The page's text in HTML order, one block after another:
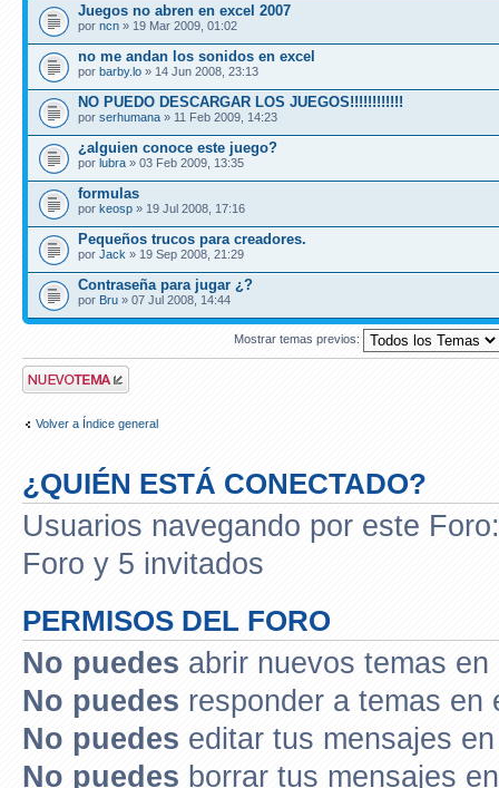
Juegos no abren en excel 2007
por ncn » 19 Mar 2009, 01:02
no me andan los sonidos en excel
por barby.lo » 14 Jun 2008, 23:13
NO PUEDO DESCARGAR LOS JUEGOS!!!!!!!!!!!!
por serhumana » 11 Feb 2009, 14:23
¿alguien conoce este juego?
por lubra » 03 Feb 2009, 13:35
formulas
por keosp » 19 Jul 2008, 17:16
Pequeños trucos para creadores.
por Jack » 19 Sep 2008, 21:29
Contraseña para jugar ¿?
por Bru » 07 Jul 2008, 14:44
Mostrar temas previos:
Publicar un nuevo
tema
Volver a Índice general
¿QUIÉN ESTÁ CONECTADO?
Usuarios navegando por este
Foro y 5 invitados
PERMISOS DEL FORO
No puedes abrir nuevos temas
No puedes responder a temas en
No puedes editar tus mensajes
No puedes borrar tus mensajes